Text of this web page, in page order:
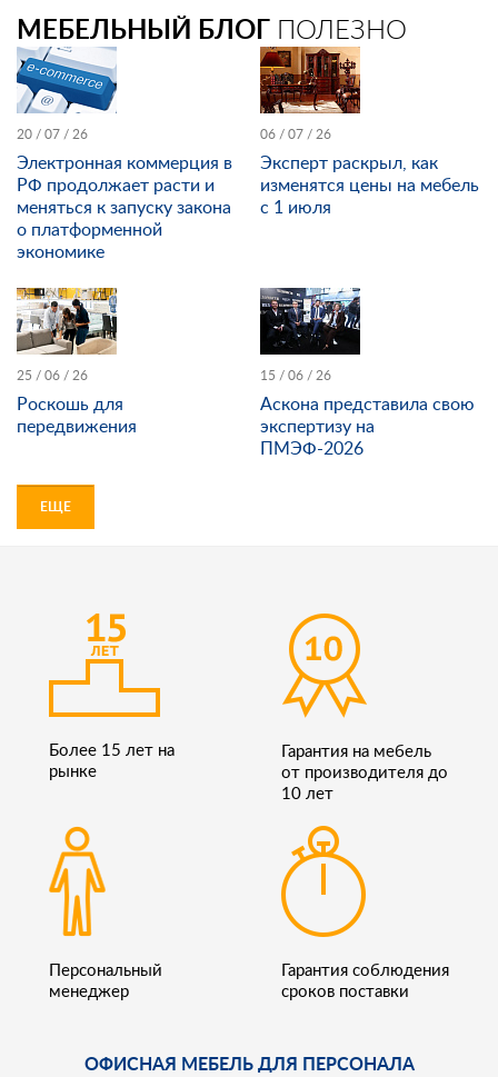
МЕБЕЛЬНЫЙ БЛОГ ПОЛЕЗНО
20 / 07 / 26
Электронная коммерция в
РФ продолжает расти и
меняться к запуску закона
о платформенной
экономике
06 / 07 / 26
Эксперт раскрыл, как
изменятся цены на мебель
с 1 июля
25 / 06 / 26
Роскошь для
передвижения
15 / 06 / 26
Аскона представила свою
экспертизу на
ПМЭФ-2026
ЕЩЕ
Более 15 лет на
рынке
Гарантия на мебель
от производителя до
10 лет
Персональный
менеджер
Гарантия соблюдения
сроков поставки
ОФИСНАЯ МЕБЕЛЬ ДЛЯ ПЕРСОНАЛА